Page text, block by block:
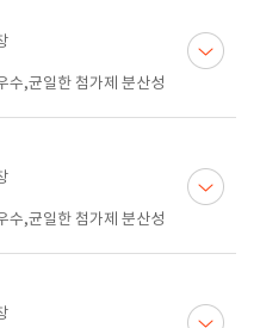
수,균일한 첨가제 분산성
수,균일한 첨가제 분산성